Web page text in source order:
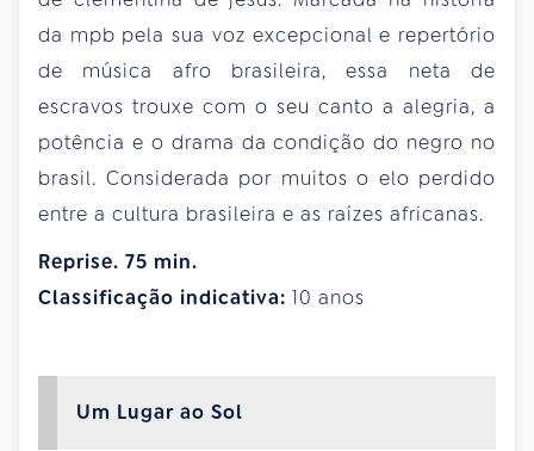
da mpb pela sua voz excepcional e repertório
de música afro brasileira, essa neta de
escravos trouxe com o seu canto a alegria, a
potência e o drama da condição do negro no
brasil. Considerada por muitos o elo perdido
entre a cultura brasileira e as raízes africanas.
Reprise. 75 min.
Classificação indicativa: 10 anos
Um Lugar ao Sol